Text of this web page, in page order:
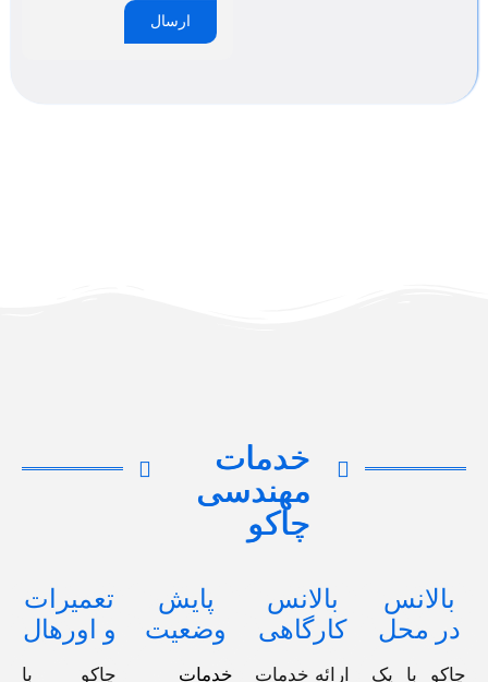
ارسال
خدمات
مهندسی
چاکو
بالانس
در محل
چاکو با یک
بالانس
کارگاهی
ارائه خدمات
پایش
وضعیت
خدمات
تعمیرات
و اورهال
چاکو با